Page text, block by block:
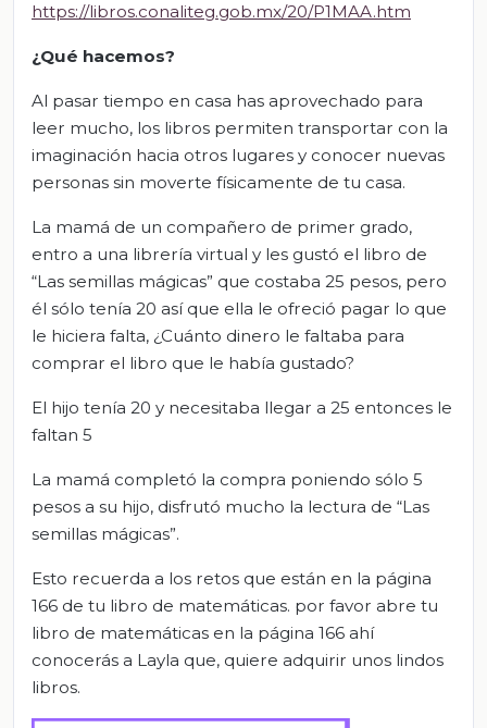
https://libros.conaliteg.gob.mx/20/P1MAA.htm
¿Qué hacemos?
Al pasar tiempo en casa has aprovechado para
leer mucho, los libros permiten transportar con la
imaginación hacia otros lugares y conocer nuevas
personas sin moverte físicamente de tu casa.
La mamá de un compañero de primer grado,
entro a una librería virtual y les gustó el libro de
“Las semillas mágicas” que costaba 25 pesos, pero
él sólo tenía 20 así que ella le ofreció pagar lo que
le hiciera falta, ¿Cuánto dinero le faltaba para
comprar el libro que le había gustado?
El hijo tenía 20 y necesitaba llegar a 25 entonces le
faltan 5
La mamá completó la compra poniendo sólo 5
pesos a su hijo, disfrutó mucho la lectura de “Las
semillas mágicas”.
Esto recuerda a los retos que están en la página
166 de tu libro de matemáticas. por favor abre tu
libro de matemáticas en la página 166 ahí
conocerás a Layla que, quiere adquirir unos lindos
libros.